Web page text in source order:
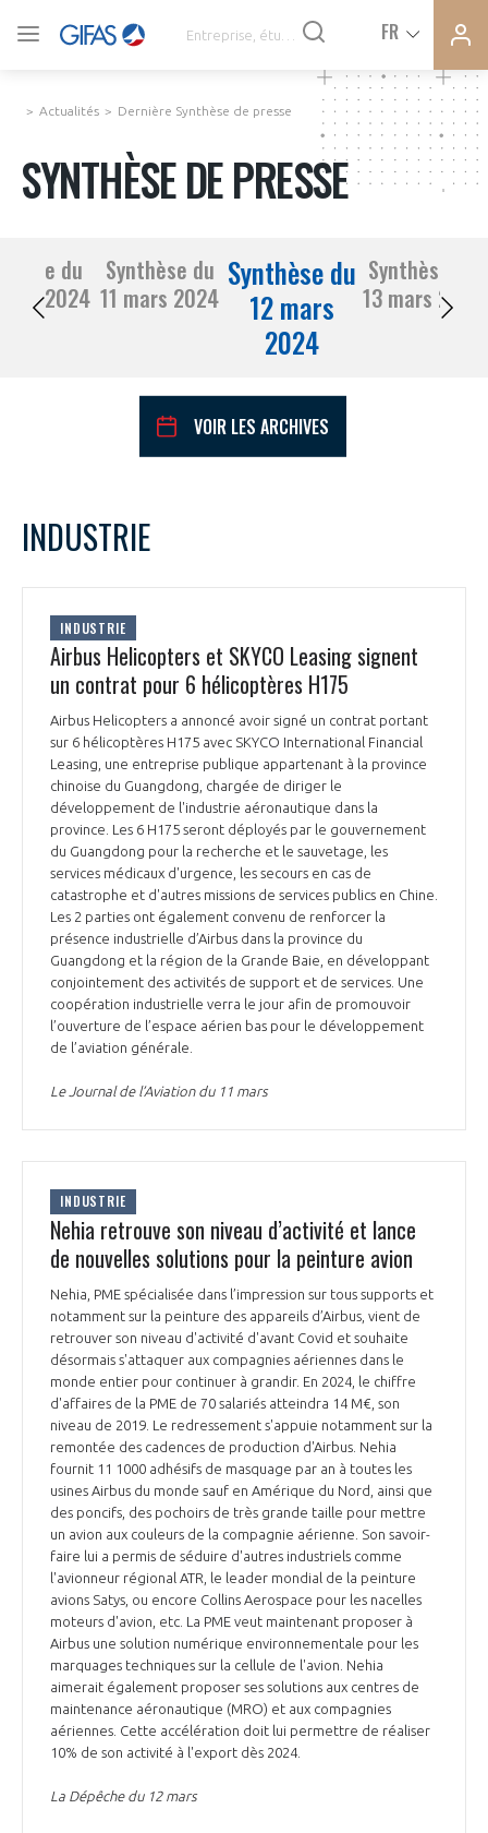
FR
SYNTHÈSE DE PRESSE
COMMUNIQUÉS DE PRESSE
PRÉSENTATION
NOTRE VISION
NOS MISSIONS
NOTRE HISTOIRE
ORGANISATION
LE CONSEIL DU GIFAS
L’ÉQUIPE DU GIFAS
NOS RÉSEAUX À L'INTERNATIONAL
FONCTIONNEMENT
GEADS
COMITÉ AERO PME
STARTAIR
COMMISSIONS ET COMITÉS
ACCOMPAGNEMENT DE NOS ADHÉRENTS
LES PROGRAMMES DU GIFAS
UN ÉCOSYSTÈME INTÉGRÉ ET COHÉRENT
POURQUOI DEVENIR MEMBRE ?
LA MÉDIATION
LA MÉDIATION DANS LA FILIÈRE AÉRONAUTIQUE ET SPATIALE
LE MÉDIATEUR DE LA FILIÈRE AÉRONAUTIQUE ET SPATIALE
CLIENTS ET FOURNISSEURS
LA MÉDIATION AU-DELÀ DE LA FILIÈRE AÉRONAUTIQUE ET SPATIALE
PRENDRE CONTACT AVEC LE MÉDIATEUR DE LA FILIÈRE
LE SALON DU BOURGET
L'OBSERVATOIRE
LES ENJEUX
COMPÉTITIVITÉ
EMPLOI & FORMATION
ENVIRONNEMENT
INNOVATION
INTERNATIONALISATION
LES PUBLICATIONS
DOCUMENTS & BROCHURES
RAPPORTS D'ACTIVITÉS
Actualités Dernière Synthèse de presse
SYNTHÈSE DE PRESSE
du
08 mars 2024
Synthèse du
11 mars 2024
Synthèse du
12 mars
2024
Synthèse du
13 mars 2024
VOIR LES ARCHIVES
L
1 2
3
13 14
19 22 23
25
INDUSTRIE
INDUSTRIE
Airbus Helicopters et SKYCO Leasing signent
un contrat pour 6 hélicoptères H175
Airbus Helicopters a annoncé avoir signé un contrat portant
sur 6 hélicoptères H175 avec SKYCO International Financial
Leasing, une entreprise publique appartenant à la province
chinoise du Guangdong, chargée de diriger le
développement de l'industrie aéronautique dans la
province. Les 6 H175 seront déployés par le gouvernement
du Guangdong pour la recherche et le sauvetage, les
services médicaux d'urgence, les secours en cas de
catastrophe et d'autres missions de services publics en Chine.
Les 2 parties ont également convenu de renforcer la
présence industrielle d’Airbus dans la province du
Guangdong et la région de la Grande Baie, en développant
conjointement des activités de support et de services. Une
coopération industrielle verra le jour afin de promouvoir
l’ouverture de l’espace aérien bas pour le développement
de l’aviation générale.
Le Journal de l’Aviation du 11 mars
INDUSTRIE
Nehia retrouve son niveau d’activité et lance
de nouvelles solutions pour la peinture avion
Nehia, PME spécialisée dans l’impression sur tous supports et
notamment sur la peinture des appareils d’Airbus, vient de
retrouver son niveau d'activité d'avant Covid et souhaite
désormais s'attaquer aux compagnies aériennes dans le
monde entier pour continuer à grandir. En 2024, le chiffre
d'affaires de la PME de 70 salariés atteindra 14 M€, son
niveau de 2019. Le redressement s'appuie notamment sur la
remontée des cadences de production d'Airbus. Nehia
fournit 11 1000 adhésifs de masquage par an à toutes les
usines Airbus du monde sauf en Amérique du Nord, ainsi que
des poncifs, des pochoirs de très grande taille pour mettre
un avion aux couleurs de la compagnie aérienne. Son savoir-
faire lui a permis de séduire d'autres industriels comme
l'avionneur régional ATR, le leader mondial de la peinture
avions Satys, ou encore Collins Aerospace pour les nacelles
moteurs d'avion, etc. La PME veut maintenant proposer à
Airbus une solution numérique environnementale pour les
marquages techniques sur la cellule de l'avion. Nehia
aimerait également proposer ses solutions aux centres de
maintenance aéronautique (MRO) et aux compagnies
aériennes. Cette accélération doit lui permettre de réaliser
10% de son activité à l'export dès 2024.
La Dépêche du 12 mars
VOUS ÊTES ADHÉRENTS
PAS ENCORE ADHÉRENT ?
Rejoignez une filière d’excellence et développez
Découvrez les avantages d'adhérer au GIFAS.
Rencontres, salons, données sectorielles,
programmes ...
DEMANDE D’ADHÉSION
DEMANDE D’ADHÉSION
Avez-vous un statut de droit français ?